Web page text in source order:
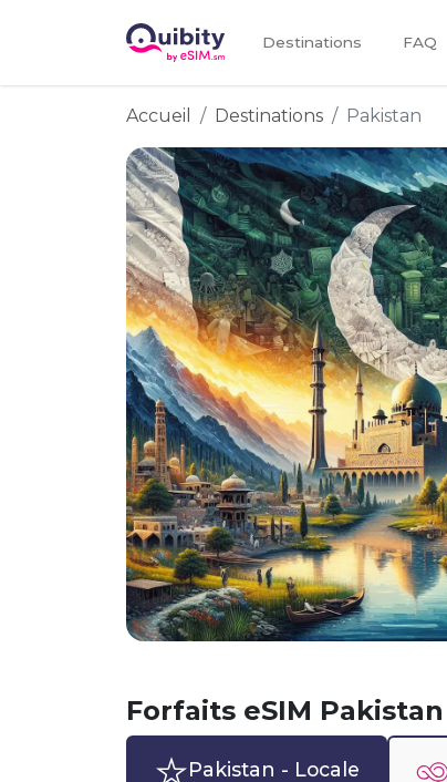
Destinations FAQ
Accueil Destinations Pakistan
Forfaits eSIM Pakistan
Pakistan - Locale